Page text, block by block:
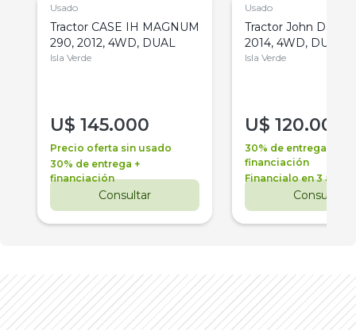
Usado
Tractor CASE IH MAGNUM
290, 2012, 4WD, DUAL
Isla Verde
U$ 145.000
Precio oferta sin usado
30% de entrega +
financiación
Consultar
Usado
Tractor John Deere
2014, 4WD, DUAL
Isla Verde
U$ 120.000
30% de entrega +
financiación
Financialo en 3 años
Consultar